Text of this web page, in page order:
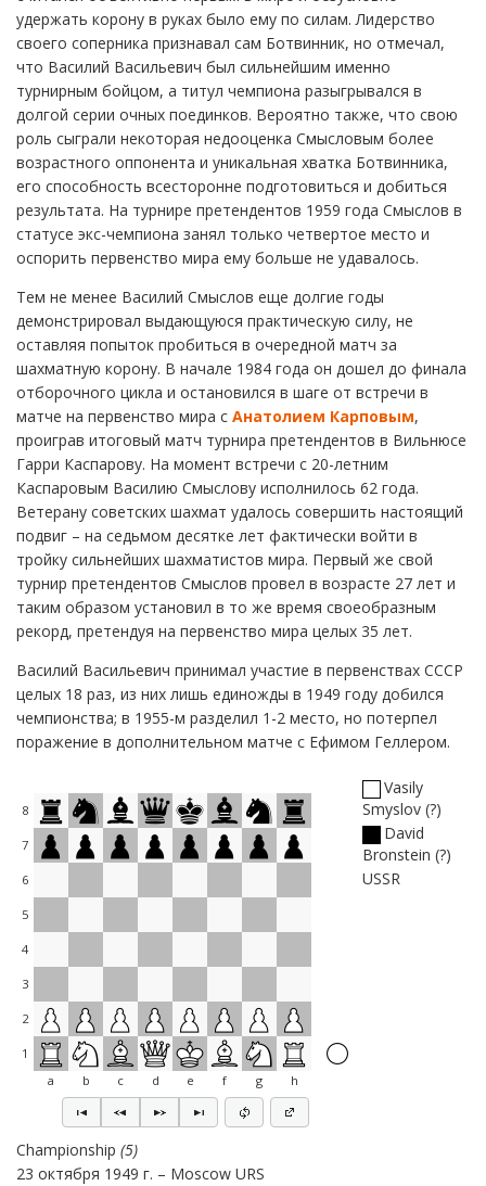
удержать корону в руках было ему по силам. Лидерство
своего соперника признавал сам Ботвинник, но отмечал,
что Василий Васильевич был сильнейшим именно
турнирным бойцом, а титул чемпиона разыгрывался в
долгой серии очных поединков. Вероятно также, что свою
роль сыграли некоторая недооценка Смысловым более
возрастного оппонента и уникальная хватка Ботвинника,
его способность всесторонне подготовиться и добиться
результата. На турнире претендентов 1959 года Смыслов в
статусе экс-чемпиона занял только четвертое место и
оспорить первенство мира ему больше не удавалось.
Тем не менее Василий Смыслов еще долгие годы
демонстрировал выдающуюся практическую силу, не
оставляя попыток пробиться в очередной матч за
шахматную корону. В начале 1984 года он дошел до финала
отборочного цикла и остановился в шаге от встречи в
матче на первенство мира с Анатолием Карповым,
проиграв итоговый матч турнира претендентов в Вильнюсе
Гарри Каспарову. На момент встречи с 20-летним
Каспаровым Василию Смыслову исполнилось 62 года.
Ветерану советских шахмат удалось совершить настоящий
подвиг – на седьмом десятке лет фактически войти в
тройку сильнейших шахматистов мира. Первый же свой
турнир претендентов Смыслов провел в возрасте 27 лет и
таким образом установил в то же время своеобразным
рекорд, претендуя на первенство мира целых 35 лет.
Василий Васильевич принимал участие в первенствах СССР
целых 18 раз, из них лишь единожды в 1949 году добился
чемпионства; в 1955-м разделил 1-2 место, но потерпел
поражение в дополнительном матче с Ефимом Геллером.
8
7
6
5
4
3
2
1
a
b c d e f g h
Vasily
Smyslov ?
David
Bronstein ?
USSR
Championship 5
23 октября 1949 г.
Moscow URS